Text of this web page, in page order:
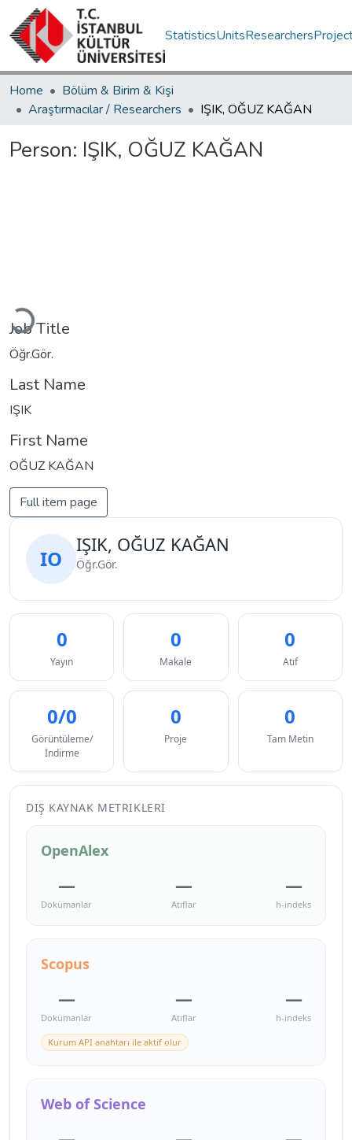
StatisticsUnitsResearchers
Home
Bölüm & Birim & Kişi
Araştırmacılar / Researchers
IŞIK, OĞUZ KAĞAN
Person: IŞIK, OĞUZ KAĞAN
Loading...
Job Title
Öğr.Gör.
Last Name
IŞIK
First Name
OĞUZ KAĞAN
Full item page
IO
IŞIK, OĞUZ KAĞAN
Öğr.Gör.
0
Yayın
0
Makale
0
Atıf
0/0
Görüntüleme/
İndirme
0
Proje
0
Tam Metin
DIŞ KAYNAK METRIKLERI
OpenAlex
—
Dokümanlar
—
Atıflar
—
h-indeks
Scopus
—
Dokümanlar
—
Atıflar
—
h-indeks
Kurum API anahtarı ile aktif olur
Web of Science